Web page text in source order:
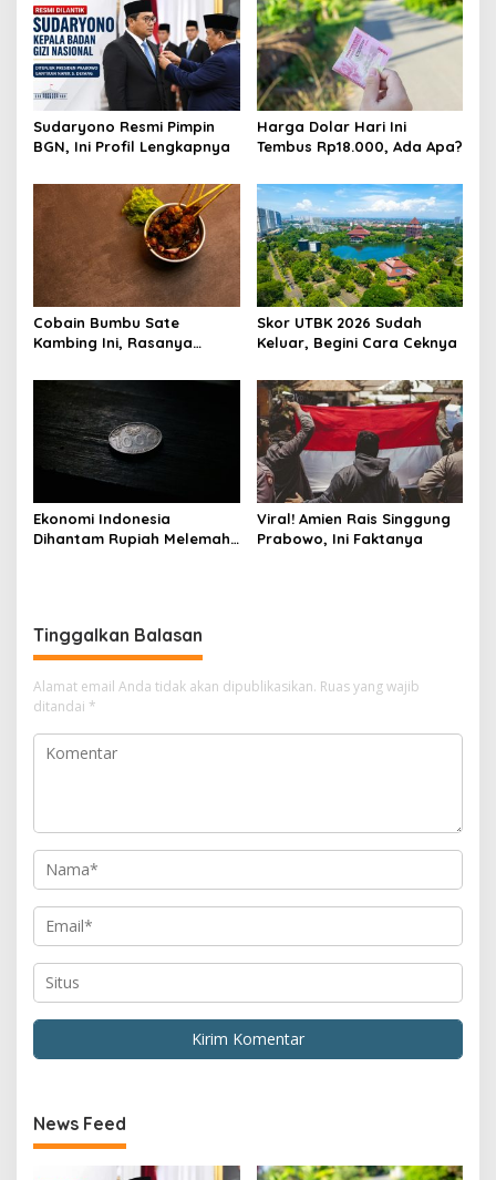
Sudaryono Resmi Pimpin
BGN, Ini Profil Lengkapnya
Harga Dolar Hari Ini
Tembus Rp18.000, Ada Apa?
Cobain Bumbu Sate
Kambing Ini, Rasanya
Skor UTBK 2026 Sudah
Keluar, Begini Cara Ceknya
Ekonomi Indonesia
Dihantam Rupiah Melemah,
Viral! Amien Rais Singgung
Prabowo, Ini Faktanya
Tinggalkan Balasan
Alamat email Anda tidak akan dipublikasikan. Ruas yang wajib
ditandai *
News Feed